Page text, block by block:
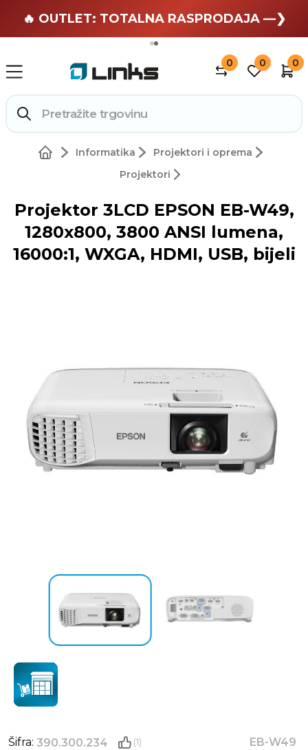
🏄 Zaslužuješ odmor —❯
🔥 OUTLET: TOTALNA RASPRODAJA —❯
0 0 0
Informatika
Projektori i oprema
Projektori
Projektor 3LCD EPSON EB-W49,
1280x800, 3800 ANSI lumena,
16000:1, WXGA, HDMI, USB, bijeli
Šifra: 390.300.234 (1)
EB-W49